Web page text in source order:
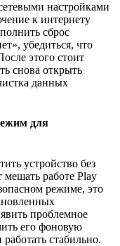
настройками
к интернету
сброс
убедиться, что
этого стоит
снова открыть
данных
для
устройство без
работе Play
режиме, это
проблемное
его фоновую
стабильно.